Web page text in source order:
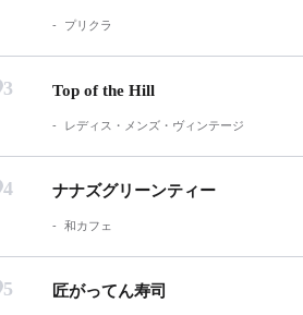
プリクラ
3 Top of the Hill
レディス・メンズ・ヴィンテージ
4 ナナズグリーンティー
和カフェ
5 匠がってん寿司